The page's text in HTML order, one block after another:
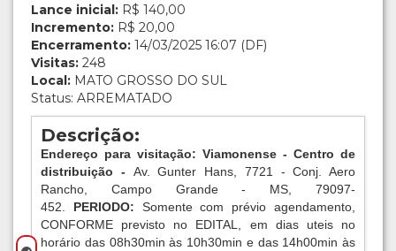
Lance inicial: R$ 140,00
Incremento: R$ 20,00
Encerramento: 14/03/2025 16:07 (DF)
Visitas: 248
Local: MATO GROSSO DO SUL
Status: ARREMATADO
Descrição:
Endereço para visitação: Viamonense - Centro de
distribuição - Av. Gunter Hans, 7721 - Conj. Aero
Rancho, Campo Grande - MS, 79097-
452. PERIODO: Somente com prévio agendamento,
CONFORME previsto no EDITAL, em dias uteis no
horário das 08h30min às 10h30min e das 14h00min às